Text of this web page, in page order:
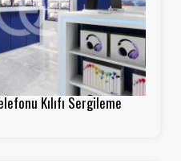
Kılıfı Sergileme